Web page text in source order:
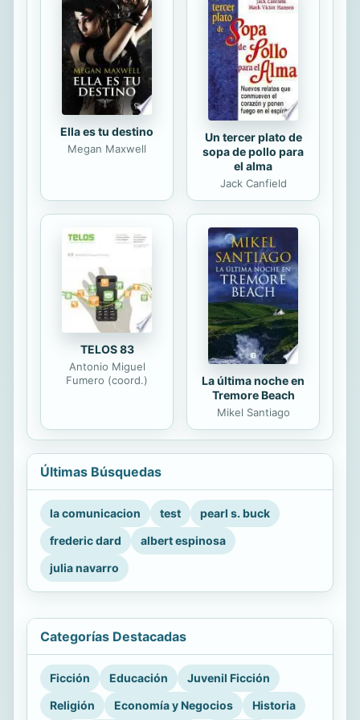
diferentes voces una sensibilidad
femenina sobre la vida, las relaciones
interpersonales y la felicidad.
Ella es tu destino
Megan Maxwell
Un tercer plato de
sopa de pollo para
el alma
Jack Canfield
TELOS 83
Antonio Miguel
Fumero (coord.)
La última noche en
Tremore Beach
Mikel Santiago
Últimas Búsquedas
la comunicacion test
pearl s. buck
frederic dard
albert espinosa
julia navarro
Categorías Destacadas
Ficción Educación
Juvenil Ficción
Religión
Economía y Negocios Historia